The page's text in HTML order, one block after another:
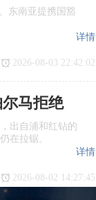
东南亚提携国豁
详情
2026-08-03 22:42:02
马拒绝
出自浦和红钻的
在拉锯。
详情
2026-08-02 14:27:45